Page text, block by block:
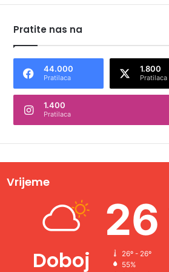
Pratite nas na
44.000
Pratilaca
1.800
Pratilaca
1.400
Pratilaca
Vrijeme
Doboj
26
26º - 26º
55%